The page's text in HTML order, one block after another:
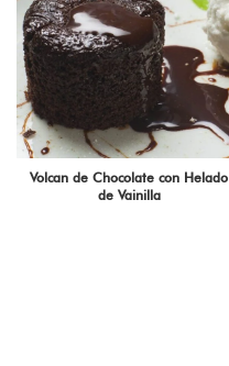
Volcan de Chocolate con Helado
de Vainilla